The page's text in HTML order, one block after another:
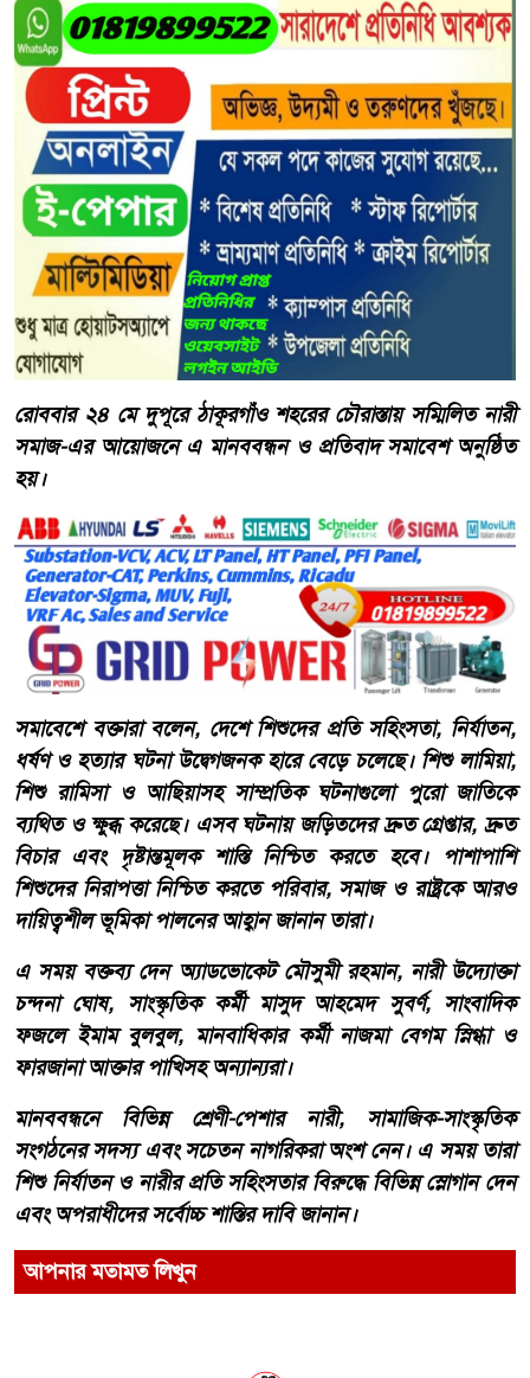
রোববার ২৪ মে দুপূরে ঠাকূরগাঁও শহরের চৌরাস্তায় সম্মিলিত নারী
সমাজ-এর আয়োজনে এ মানববন্ধন ও প্রতিবাদ সমাবেশ অনুষ্ঠিত
হয়।
সমাবেশে বক্তারা বলেন, দেশে শিশুদের প্রতি সহিংসতা, নির্যাতন,
ধর্ষণ ও হত্যার ঘটনা উদ্বেগজনক হারে বেড়ে চলেছে। শিশু লামিয়া,
শিশু রামিসা ও আছিয়াসহ সাম্প্রতিক ঘটনাগুলো পুরো জাতিকে
ব্যথিত ও ক্ষুব্ধ করেছে। এসব ঘটনায় জড়িতদের দ্রুত গ্রেপ্তার, দ্রুত
বিচার এবং দৃষ্টান্তমূলক শাস্তি নিশ্চিত করতে হবে। পাশাপাশি
শিশুদের নিরাপত্তা নিশ্চিত করতে পরিবার, সমাজ ও রাষ্ট্রকে আরও
দায়িত্বশীল ভূমিকা পালনের আহ্বান জানান তারা।
এ সময় বক্তব্য দেন অ্যাডভোকেট মৌসুমী রহমান, নারী উদ্যোক্তা
চন্দনা ঘোষ, সাংস্কৃতিক কর্মী মাসুদ আহমেদ সুবর্ণ, সাংবাদিক
ফজলে ইমাম বুলবুল, মানবাধিকার কর্মী নাজমা বেগম স্নিগ্ধা ও
ফারজানা আক্তার পাখিসহ অন্যান্যরা।
মানববন্ধনে বিভিন্ন শ্রেণী-পেশার নারী, সামাজিক-সাংস্কৃতিক
সংগঠনের সদস্য এবং সচেতন নাগরিকরা অংশ নেন। এ সময় তারা
শিশু নির্যাতন ও নারীর প্রতি সহিংসতার বিরুদ্ধে বিভিন্ন স্লোগান দেন
এবং অপরাধীদের সর্বোচ্চ শাস্তির দাবি জানান।
আপনার মতামত লিখুন